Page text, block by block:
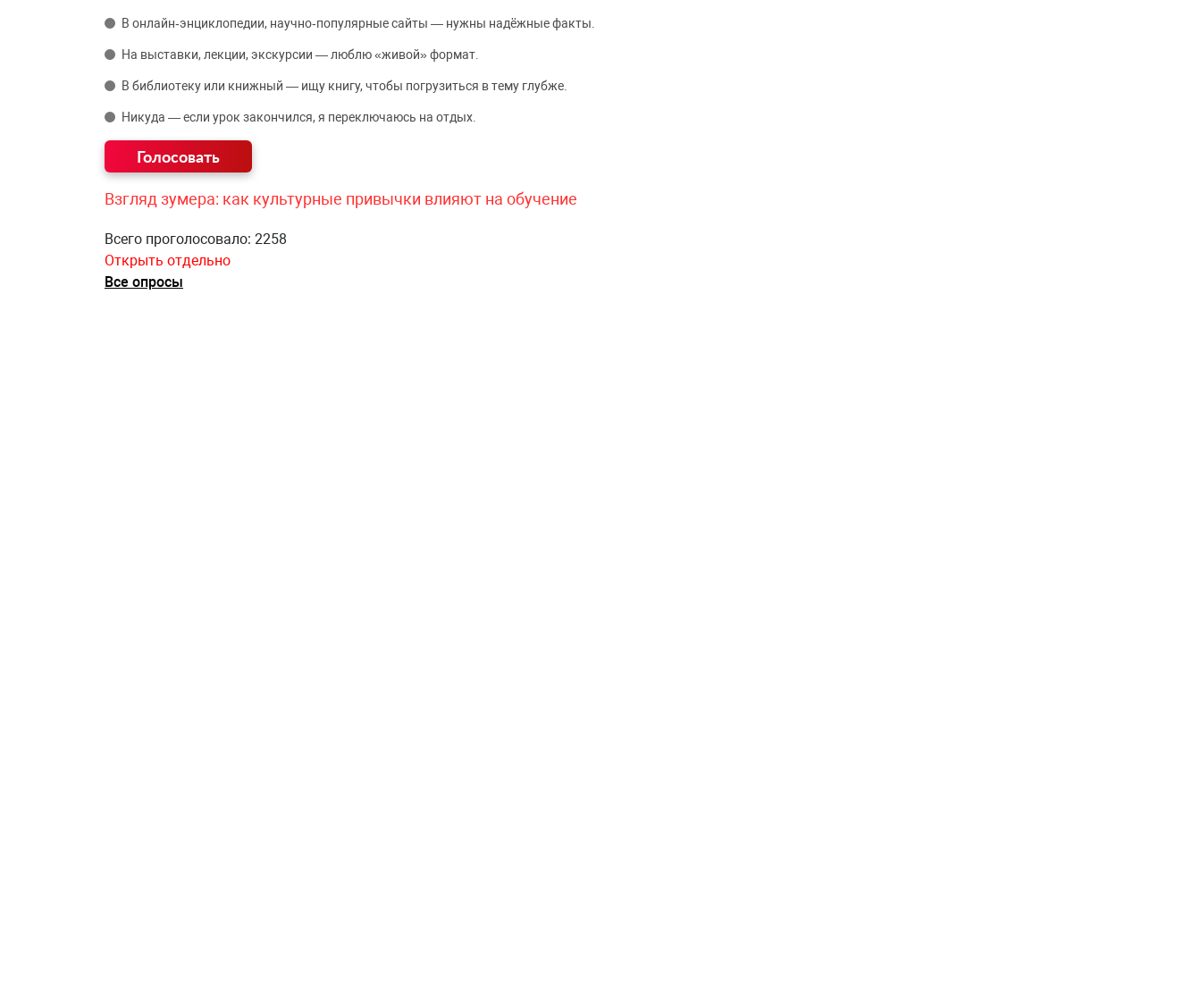
В онлайн‑энциклопедии, научно‑популярные сайты — нужны надёжные факты.
На выставки, лекции, экскурсии — люблю «живой» формат.
В библиотеку или книжный — ищу книгу, чтобы погрузиться в тему глубже.
Никуда — если урок закончился, я переключаюсь на отдых.
Взгляд зумера: как культурные привычки влияют на обучение
Всего проголосовало: 2258
Открыть отдельно
Все опросы